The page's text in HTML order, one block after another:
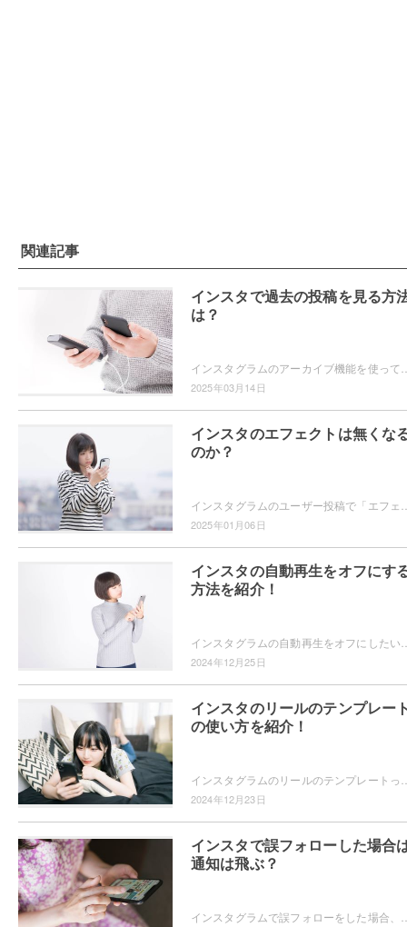
関連記事
インスタで過去の投稿を見る方
は？
2025年03月14日
インスタのエフェクトは無くな
のか？
2025年01月06日
インスタの自動再生をオフにす
方法を紹介！
2024年12月25日
インスタのリールのテンプレー
の使い方を紹介！
2024年12月23日
インスタで誤フォローした場合
通知は飛ぶ？